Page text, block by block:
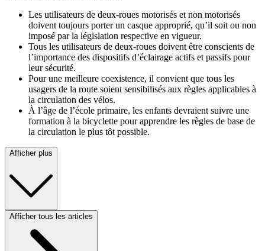
Les utilisateurs de deux-roues motorisés et non motorisés
doivent toujours porter un casque approprié, qu’il soit ou non
imposé par la législation respective en vigueur.
Tous les utilisateurs de deux-roues doivent être conscients de
l’importance des dispositifs d’éclairage actifs et passifs pour
leur sécurité.
Pour une meilleure coexistence, il convient que tous les
usagers de la route soient sensibilisés aux règles applicables à
la circulation des vélos.
À l’âge de l’école primaire, les enfants devraient suivre une
formation à la bicyclette pour apprendre les règles de base de
la circulation le plus tôt possible.
Afficher plus
Afficher tous les articles